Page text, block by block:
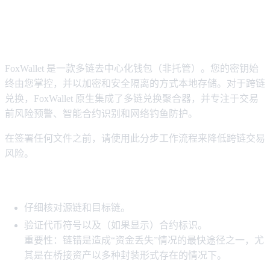
FoxWallet 是一款多链去中心化钱包（非托管）。您的密钥始
终由您掌控，并以加密和安全隔离的方式本地存储。对于跨链
兑换，FoxWallet 原生集成了多链兑换聚合器，并专注于交易
前风险预警、智能合约识别和网络钓鱼防护。
在签署任何文件之前，请使用此分步工作流程来降低跨链交易
风险。
仔细核对源链和目标链。
验证代币符号以及（如果显示）合约标识。
重要性：链错是造成“资金丢失”情况的最快途径之一，尤
其是在桥接资产以多种封装形式存在的情况下。